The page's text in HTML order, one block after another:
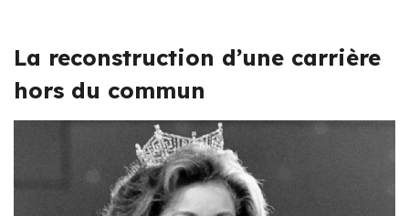
La reconstruction d’une carrière
hors du commun